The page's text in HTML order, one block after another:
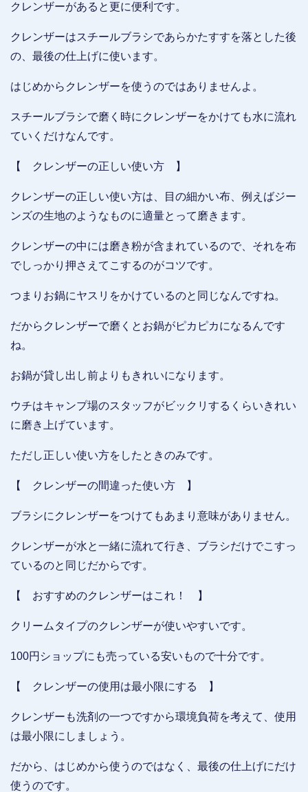
クレンザーがあると更に便利です。
クレンザーはスチールブラシであらかたすすを落とした後
の、最後の仕上げに使います。
はじめからクレンザーを使うのではありませんよ。
スチールブラシで磨く時にクレンザーをかけても水に流れ
ていくだけなんです。
【 クレンザーの正しい使い方 】
クレンザーの正しい使い方は、目の細かい布、例えばジー
ンズの生地のようなものに適量とって磨きます。
クレンザーの中には磨き粉が含まれているので、それを布
でしっかり押さえてこするのがコツです。
つまりお鍋にヤスリをかけているのと同じなんですね。
だからクレンザーで磨くとお鍋がピカピカになるんです
ね。
お鍋が貸し出し前よりもきれいになります。
ウチはキャンプ場のスタッフがビックリするくらいきれい
に磨き上げています。
ただし正しい使い方をしたときのみです。
【 クレンザーの間違った使い方 】
ブラシにクレンザーをつけてもあまり意味がありません。
クレンザーが水と一緒に流れて行き、ブラシだけでこすっ
ているのと同じだからです。
【 おすすめのクレンザーはこれ！ 】
クリームタイプのクレンザーが使いやすいです。
100円ショップにも売っている安いもので十分です。
【 クレンザーの使用は最小限にする 】
クレンザーも洗剤の一つですから環境負荷を考えて、使用
は最小限にしましょう。
だから、はじめから使うのではなく、最後の仕上げにだけ
使うのです。